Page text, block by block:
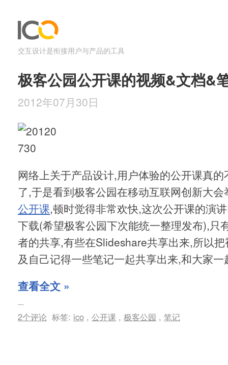
交互设计是衔接用户与产品的工具
极客公园公开课的视频&文档&
2012年07月30日
网络上关于产品设计,用户体验的公开课真
了,于是看到极客公园在移动互联网创新大会
公开课,顿时觉得非常欢快,这次公开课的演
下载(希望极客公园下次能统一整理发布),只
者的共享,有些在Slideshare共享出来,所以
及自己记得一些笔记一起共享出来,和大家一
查看全文 »
2个评论 标签: ico , 公开课 , 极客公园 , 笔记